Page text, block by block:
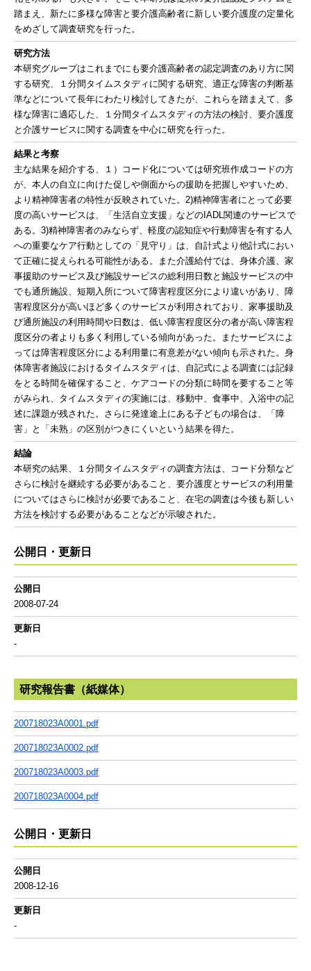
踏まえ、新たに多様な障害と要介護高齢者に新しい要介護度の定量化
をめざして調査研究を行った。
研究方法
本研究グループはこれまでにも要介護高齢者の認定調査のあり方に関
する研究、１分間タイムスタディに関する研究、適正な障害の判断基
準などについて長年にわたり検討してきたが、これらを踏まえて、多
様な障害に適応した、１分間タイムスタディの方法の検討、要介護度
と介護サービスに関する調査を中心に研究を行った。
結果と考察
主な結果を紹介する、１）コード化については研究班作成コードの方
が、本人の自立に向けた促しや側面からの援助を把握しやすいため、
より精神障害者の特性が反映されていた。2)精神障害者にとって必要
度の高いサービスは、「生活自立支援」などのIADL関連のサービスで
ある。3)精神障害者のみならず、軽度の認知症や行動障害を有する人
への重要なケア行動としての「見守り」は、自計式より他計式におい
て正確に捉えられる可能性がある。また介護給付では、身体介護、家
事援助のサービス及び施設サービスの総利用日数と施設サービスの中
でも通所施設、短期入所について障害程度区分により違いがあり、障
害程度区分が高いほど多くのサービスが利用されており、家事援助及
び通所施設の利用時間や日数は、低い障害程度区分の者が高い障害程
度区分の者よりも多く利用している傾向があった。またサービスによ
っては障害程度区分による利用量に有意差がない傾向も示された。身
体障害者施設におけるタイムスタディは、自記式による調査には記録
をとる時間を確保すること、ケアコードの分類に時間を要すること等
がみられ、タイムスタディの実施には、移動中、食事中、入浴中の記
述に課題が残された。さらに発達途上にある子どもの場合は、「障
害」と「未熟」の区別がつきにくいという結果を得た。
結論
本研究の結果、１分間タイムスタディの調査方法は、コード分類など
さらに検討を継続する必要があること、要介護度とサービスの利用量
についてはさらに検討が必要であること、在宅の調査は今後も新しい
方法を検討する必要があることなどが示唆された。
公開日・更新日
公開日
2008-07-24
更新日
-
研究報告書（紙媒体）
200718023A0001.pdf
200718023A0002.pdf
200718023A0003.pdf
200718023A0004.pdf
公開日・更新日
公開日
2008-12-16
更新日
-